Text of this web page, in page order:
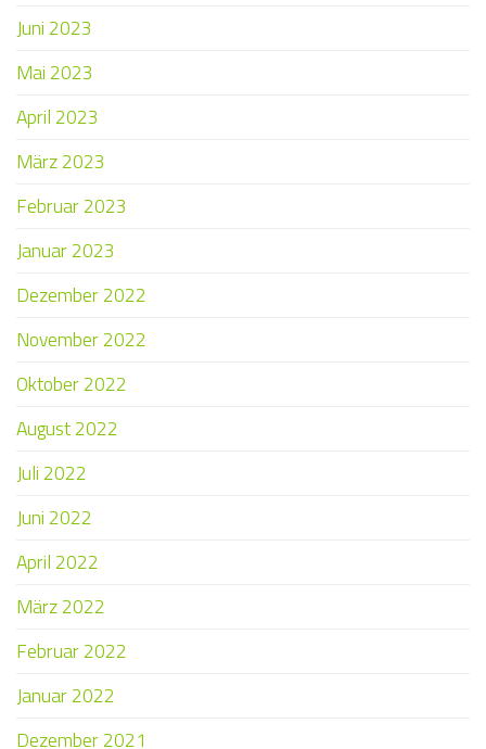
Juni 2023
Mai 2023
April 2023
März 2023
Februar 2023
Januar 2023
Dezember 2022
November 2022
Oktober 2022
August 2022
Juli 2022
Juni 2022
April 2022
März 2022
Februar 2022
Januar 2022
Dezember 2021